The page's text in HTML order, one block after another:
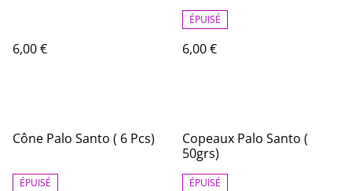
6,00 €
ÉPUISÉ
6,00 €
Cône Palo Santo ( 6 Pcs)
ÉPUISÉ
Copeaux Palo Santo (
50grs)
ÉPUISÉ